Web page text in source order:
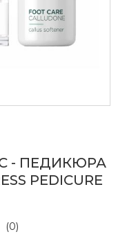
- ПЕДИКЮРА
PEDICURE
(0)